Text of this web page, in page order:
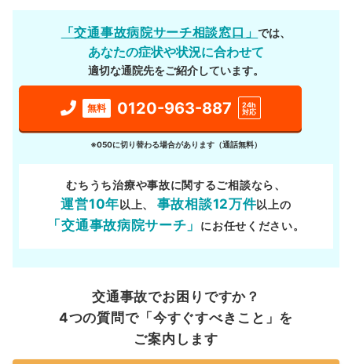
「交通事故病院サーチ相談窓口」では、
あなたの症状や状況に合わせて
適切な通院先をご紹介しています。
無料 0120-963-887
24h
対応
※050に切り替わる場合があります（通話無料）
むちうち治療や事故に関するご相談なら、
運営10年以上、 事故相談12万件以上の
「交通事故病院サーチ」 にお任せください。
交通事故でお困りですか？
4つの質問で「今すぐすべきこと」を
ご案内します